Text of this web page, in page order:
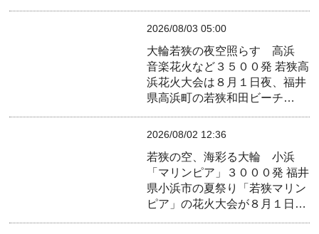
2026/08/03 05:00
大輪若狭の夜空照らす 高浜
音楽花火など３５００発 若狭高
浜花火大会は８月１日夜、福井
県高浜町の若狭和田ビーチ…
2026/08/02 12:36
若狭の空、海彩る大輪 小浜
「マリンピア」３０００発 福井
県小浜市の夏祭り「若狭マリン
ピア」の花火大会が８月１日…